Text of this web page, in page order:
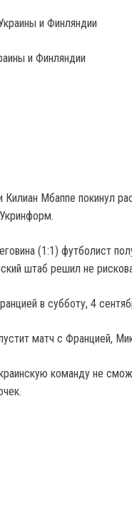
и Финляндии
Мбаппе покинул
(1:1) футболист
штаб решил не
в субботу, 4
матч с Францией,
команду не